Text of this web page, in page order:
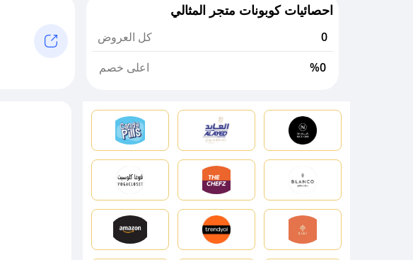
احصائيات كوبونات متجر المثالي
كل العروض
0
اعلى خصم
%0